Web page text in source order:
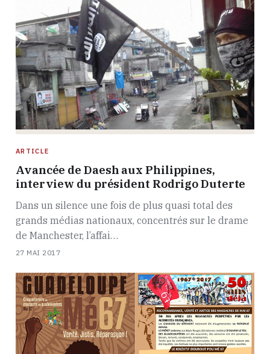
ARTICLE
Avancée de Daesh aux Philippines,
interview du président Rodrigo Duterte
Dans un silence une fois de plus quasi total des
grands médias nationaux, concentrés sur le drame
de Manchester, l’affai…
27 MAI 2017